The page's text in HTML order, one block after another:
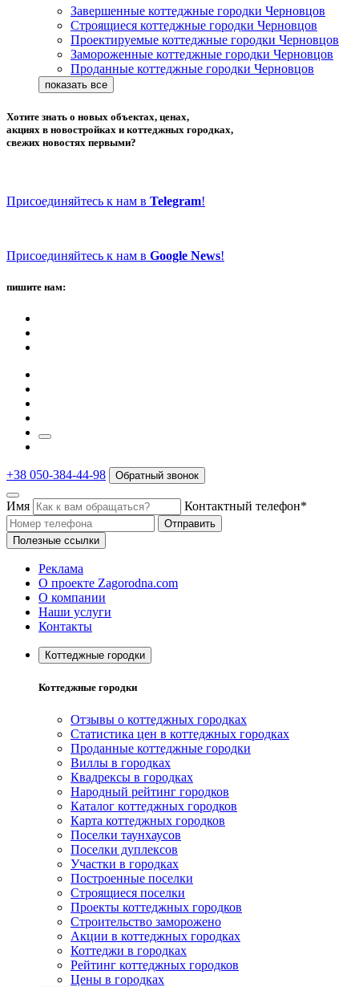
Завершенные коттеджные городки Черновцов
Строящиеся коттеджные городки Черновцов
Проектируемые коттеджные городки Черновцов
Замороженные коттеджные городки Черновцов
Проданные коттеджные городки Черновцов
Хотите знать о новых объектах, ценах,
акциях в новостройках и коттеджных городках,
свежих новостях первыми?
Присоединяйтесь к нам в Telegram!
Присоединяйтесь к нам в Google News!
пишите нам:
+38 050-384-44-98 Обратный звонок
Имя Контактный телефон*
Отправить
Полезные ссылки
Реклама
О проекте Zagorodna.com
О компании
Наши услуги
Контакты
Коттеджные городки
Коттеджные городки
Отзывы о коттеджных городках
Статистика цен в коттеджных городках
Проданные коттеджные городки
Виллы в городках
Квадрексы в городках
Народный рейтинг городков
Каталог коттеджных городков
Карта коттеджных городков
Поселки таунхаусов
Поселки дуплексов
Участки в городках
Построенные поселки
Строящиеся поселки
Проекты коттеджных городков
Строительство заморожено
Акции в коттеджных городках
Коттеджи в городках
Рейтинг коттеджных городков
Цены в городках